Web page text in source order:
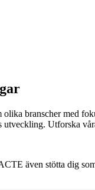
branscher med
Utforska
även stötta dig